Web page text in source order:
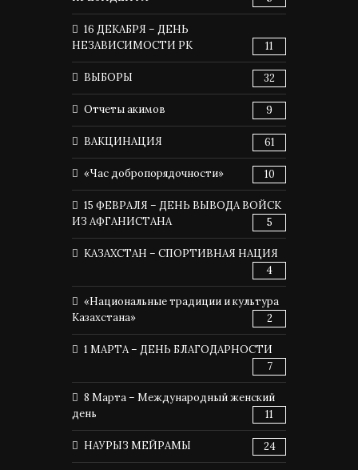
16 ДЕКАБРЯ – ДЕНЬ
НЕЗАВИСИМОСТИ РК
11
ВЫБОРЫ 32
Отчеты акимов 9
ВАКЦИНАЦИЯ 61
«Час добропорядочности» 10
15 ФЕВРАЛЯ – ДЕНЬ ВЫВОДА ВОЙСК
ИЗ АФГАНИСТАНА
5
КАЗАХСТАН – СПОРТИВНАЯ НАЦИЯ
4
«Национальные традиции и культура
Казахстана»
2
1 МАРТА – ДЕНЬ БЛАГОДАРНОСТИ
7
8 Марта – Международный женский
день
11
НАУРЫЗ МЕЙРАМЫ 24